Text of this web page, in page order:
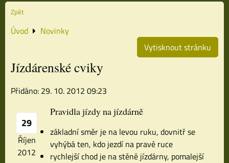
Zpět
Úvod
Novinky
Vytisknout stránku
Jízdárenské cviky
Přidáno: 29. 10. 2012 09:23
29
Říjen
2012
Pravidla jízdy na jízdárně
základní směr je na levou ruku, dovnitř se
vyhýbá ten, kdo jezdí na pravé ruce
rychlejší chod je na stěně jízdárny, pomalejší